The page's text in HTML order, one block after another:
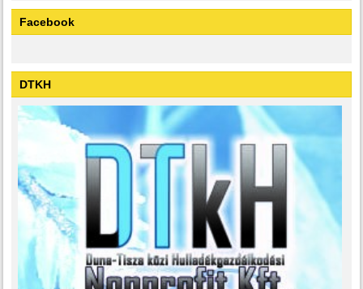
Facebook
DTKH